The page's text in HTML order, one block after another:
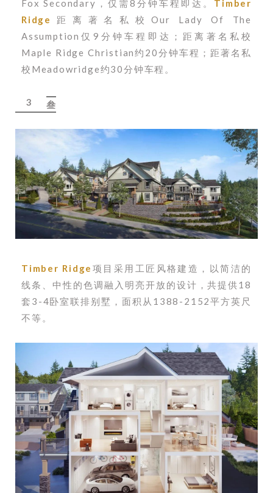
Fox Secondary，仅需8分钟车程即达。 Timber
Ridge
距离著名私校Our Lady Of The
Assumption仅9分钟车程即达；距离著名私校
Maple Ridge Christian约20分钟车程；距著名私
校Meadowridge约30分钟车程。
3 叁
Timber Ridge 项目采用工匠风格建造，以简洁的
线条、中性的色调融入明亮开放的设计，共提供18
套3-4卧室联排别墅，面积从1388-2152平方英尺
不等。